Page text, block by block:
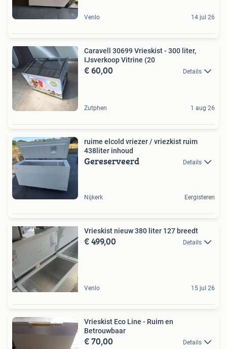
Venlo 14 jul 26
Caravell 30699 Vrieskist - 300 liter,
IJsverkoop Vitrine (20
€ 60,00 Details
Zutphen 1 aug 26
ruime elcold vriezer / vriezkist ruim
438liter inhoud
Gereserveerd Details
Nijkerk Eergisteren
Vrieskist nieuw 380 liter 127 breedt
€ 499,00 Details
Venlo 15 jul 26
Vrieskist Eco Line - Ruim en
Betrouwbaar
€ 70,00 Details